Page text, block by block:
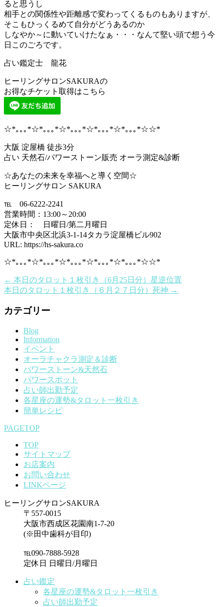
ると思うし
相手との関係性や距離感で変わってくるものもありますが、
そこもひっくるめて自分がどうあるのか
しなやか～に動いていけたなぁ・・・なんて堅い頭で想う今
日このごろです。
占い鑑定士 龍花
ヒーリングサロンSAKURAの
お得なチケット取得はこちら
☆*｡｡｡*☆*｡｡｡*☆*｡｡｡*☆*｡｡｡*☆*｡｡｡*☆☆*
大阪 淀屋橋 徒歩3分
占い 天然石/パワーストーン販売 オーラ測定&診断
☆あなたの未来を幸福へと導く空間☆
ヒーリングサロン SAKURA
℡ 06-6222-2241
営業時間：13:00～20:00
定休日： 日曜日/第二月曜日
大阪市中央区北浜3-1-14タカラ淀屋橋ビル902
URL: https://hs-sakura.co
☆*｡｡｡*☆*｡｡｡*☆*｡｡｡*☆*｡｡｡*☆*｡｡｡*☆☆*
← 本日のタロット１枚引き（6月25日分）星逆位置
本日のタロット１枚引き（６月２７日分）死神 →
カテゴリー
Blog
Information
イベント
オーラチャクラ測定＆診断
パワーストーン&天然石
パワースポット
占い師出勤予定
各星座の運勢&タロット一枚引き
簡単レシピ
PAGETOP
TOP
サイトマップ
お店案内
お問い合わせ
LINKページ
ヒーリングサロンSAKURA
〒557-0015
大阪市西成区花園南1-7-20
(※田中歯科が目印)
℡090-7888-5928
定休日 日曜日/月曜日
占い鑑定
各星座の運勢&タロット一枚引き
占い師出勤予定